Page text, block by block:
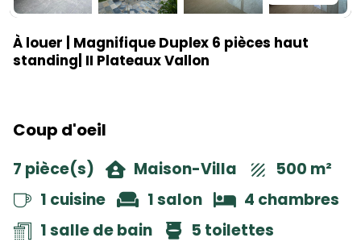
À louer | Magnifique Duplex 6 pièces haut
standing| II Plateaux Vallon
Coup d'oeil
7 pièce(s) Maison-Villa
500 m²
1 cuisine
1 salon
4 chambres
1 salle de bain
5 toilettes